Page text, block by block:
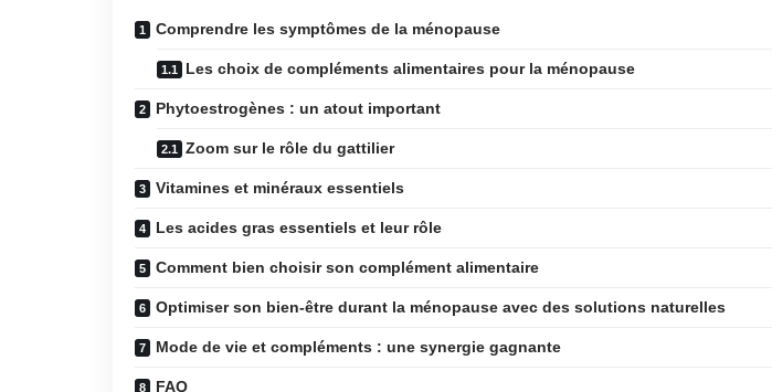
Comprendre les symptômes de la ménopause
Les choix de compléments alimentaires pour la ménopause
Phytoestrogènes : un atout important
Zoom sur le rôle du gattilier
Vitamines et minéraux essentiels
Les acides gras essentiels et leur rôle
Comment bien choisir son complément alimentaire
Optimiser son bien-être durant la ménopause avec des solutions naturelles
Mode de vie et compléments : une synergie gagnante
FAQ